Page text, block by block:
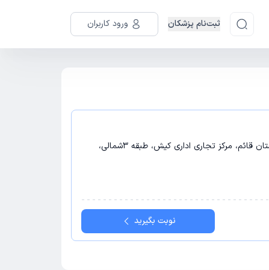
ثبت‌نام پزشکان ورود کاربران
کرج - کرج، چهارراه 7تیر، مقابل بیمارستان قائم، مرکز تجاری اداری کیش، طبقه 3شمالی،
نوبت بگیرید